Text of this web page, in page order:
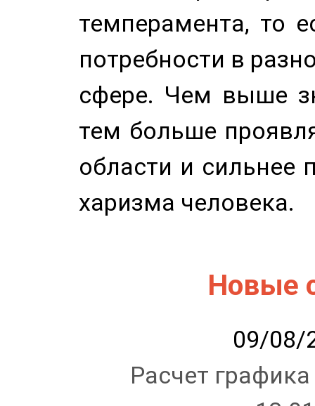
темперамента, то
потребности в
сфере. Чем выше
тем больше
области и сильнее
харизма человека.
Новые
09/08/
Расчет